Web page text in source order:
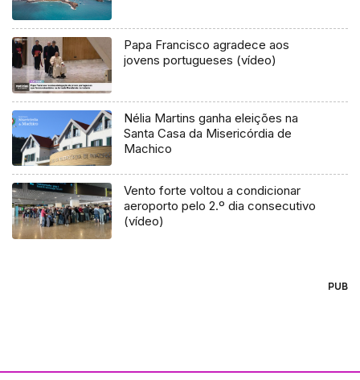
Papa Francisco agradece aos
jovens portugueses (vídeo)
Nélia Martins ganha eleições na
Santa Casa da Misericórdia de
Machico
Vento forte voltou a condicionar
aeroporto pelo 2.º dia consecutivo
(vídeo)
PUB